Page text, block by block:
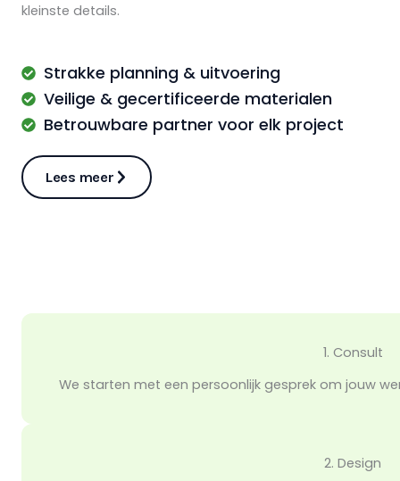
kleinste details.
Strakke planning & uitvoering
Veilige & gecertificeerde materialen
Betrouwbare partner voor elk project
Lees meer
1. Consult
We starten met een persoonlijk gesprek om jouw
2. Design